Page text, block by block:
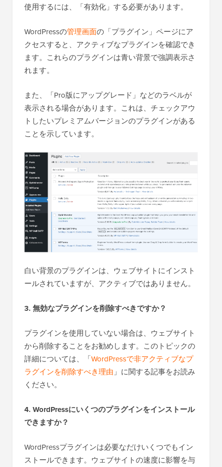
使用するには、「有効化」する必要があります。
WordPressの管理画面の「プラグイン」ページにア
クセスすると、アクティブなプラグインを確認でき
ます。これらのプラグインは青い背景で強調表示さ
れます。
また、「Pro版にアップグレード」などのラベルが
表示される場合があります。これは、チェックアウ
トしたいプレミアムバージョンのプラグインがある
ことを示しています。
白い背景のプラグインは、ウェブサイトにインスト
ールされていますが、アクティブではありません。
3. 無効なプラグインを削除すべきですか？
プラグインを使用していない場合は、ウェブサイト
から削除することをお勧めします。このトピックの
詳細については、「WordPressで非アクティブなプ
ラグインを削除すべき理由」に関する記事をお読み
ください。
4. WordPressにいくつのプラグインをインストール
できますか？
WordPressプラグインは必要なだけいくつでもイン
ストールできます。ウェブサイトの速度に影響を与